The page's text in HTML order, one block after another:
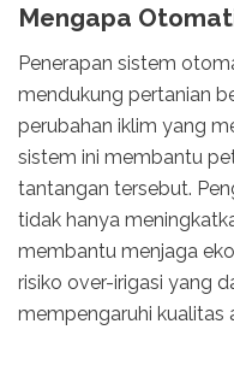
Mengapa
Penerapan sistem
mendukung pertanian
perubahan iklim yang
sistem ini membantu
tantangan tersebut.
tidak hanya
membantu menjaga
risiko over-irigasi yang
mempengaruhi kualitas